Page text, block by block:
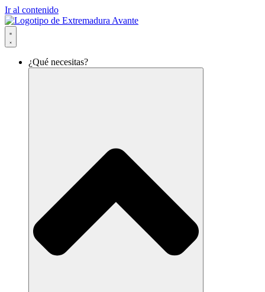
Ir al contenido
¿Qué necesitas?